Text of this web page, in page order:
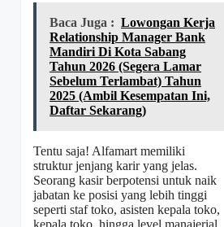
Baca Juga : Lowongan Kerja
Relationship Manager Bank
Mandiri Di Kota Sabang
Tahun 2026 (Segera Lamar
Sebelum Terlambat) Tahun
2025 (Ambil Kesempatan Ini,
Daftar Sekarang)
Tentu saja! Alfamart memiliki
struktur jenjang karir yang jelas.
Seorang kasir berpotensi untuk naik
jabatan ke posisi yang lebih tinggi
seperti staf toko, asisten kepala toko,